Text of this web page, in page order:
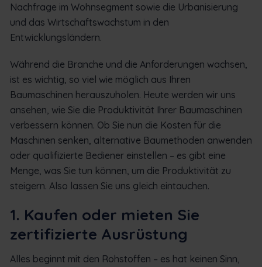
Nachfrage im Wohnsegment sowie die Urbanisierung
und das Wirtschaftswachstum in den
Entwicklungsländern.
Während die Branche und die Anforderungen wachsen,
ist es wichtig, so viel wie möglich aus Ihren
Baumaschinen herauszuholen. Heute werden wir uns
ansehen, wie Sie die Produktivität Ihrer Baumaschinen
verbessern können. Ob Sie nun die Kosten für die
Maschinen senken, alternative Baumethoden anwenden
oder qualifizierte Bediener einstellen – es gibt eine
Menge, was Sie tun können, um die Produktivität zu
steigern. Also lassen Sie uns gleich eintauchen.
1. Kaufen oder mieten Sie
zertifizierte Ausrüstung
Alles beginnt mit den Rohstoffen – es hat keinen Sinn,